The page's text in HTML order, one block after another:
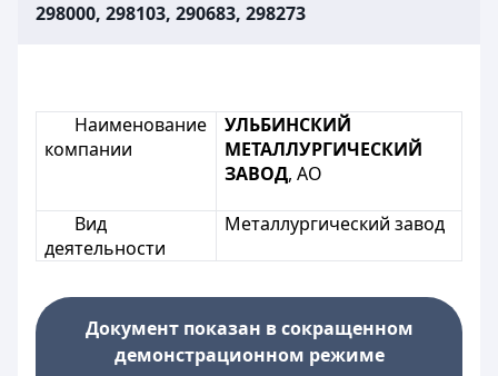
298000, 298103, 290683, 298273
Наименование
компании
УЛЬБИНСКИЙ
МЕТАЛЛУРГИЧЕСКИЙ
ЗАВОД, АО
Вид
деятельности
Металлургический завод
Документ показан в сокращенном
демонстрационном режиме